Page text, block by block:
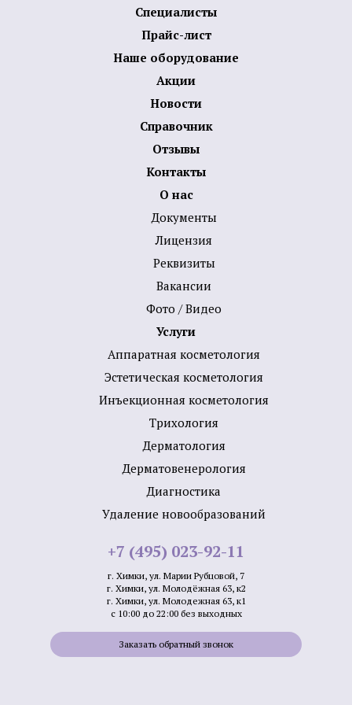
Специалисты
Прайс-лист
Наше оборудование
Акции
Новости
Справочник
Отзывы
Контакты
О нас
Документы
Лицензия
Реквизиты
Вакансии
Фото / Видео
Услуги
Аппаратная косметология
Эстетическая косметология
Инъекционная косметология
Трихология
Дермато­логия
Дерматовенерология
Диагностика
Удаление новообразований
+7 (495) 023-92-11
г. Химки, ул. Марии Рубцовой, 7
г. Химки, ул. Молодёжная 63, к2
г. Химки, ул. Молодежная 63, к1
с 10:00 до 22:00 без выходных
Заказать обратный звонок